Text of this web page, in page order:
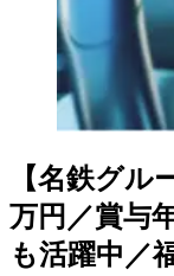
【名鉄グル
万円／賞与
も活躍中／